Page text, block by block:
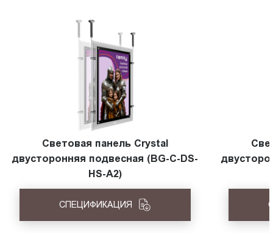
Световая панель Crystal
двусторонняя подвесная (BG-C-DS-
HS-A2)
СПЕЦИФИКАЦИЯ